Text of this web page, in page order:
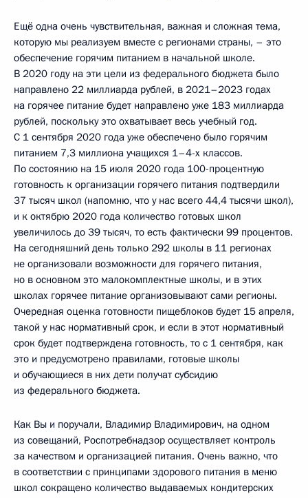
Ещё одна очень чувствительная, важная и сложная тема,
которую мы реализуем вместе с регионами страны, – это
обеспечение горячим питанием в начальной школе.
В 2020 году на эти цели из федерального бюджета было
направлено 22 миллиарда рублей, в 2021–2023 годах
на горячее питание будет направлено уже 183 миллиарда
рублей, поскольку это охватывает весь учебный год.
С 1 сентября 2020 года уже обеспечено было горячим
питанием 7,3 миллиона учащихся 1–4-х классов.
По состоянию на 15 июля 2020 года 100-процентную
готовность к организации горячего питания подтвердили
37 тысяч школ (напомню, что у нас всего 44,4 тысячи школ),
и к октябрю 2020 года количество готовых школ
увеличилось до 39 тысяч, то есть фактически 99 процентов.
На сегодняшний день только 292 школы в 11 регионах
не организовали возможности для горячего питания,
но в основном это малокомплектные школы, и в этих
школах горячее питание организовывают сами регионы.
Очередная оценка готовности пищеблоков будет 15 апреля,
такой у нас нормативный срок, и если в этот нормативный
срок будет подтверждена готовность, то с 1 сентября, как
это и предусмотрено правилами, готовые школы
и обучающиеся в них дети получат субсидию
из федерального бюджета.
Как Вы и поручали, Владимир Владимирович, на одном
из совещаний, Роспотребнадзор осуществляет контроль
за качеством и организацией питания. Очень важно, что
в соответствии с принципами здорового питания в меню
школ сокращено количество выдаваемых кондитерских